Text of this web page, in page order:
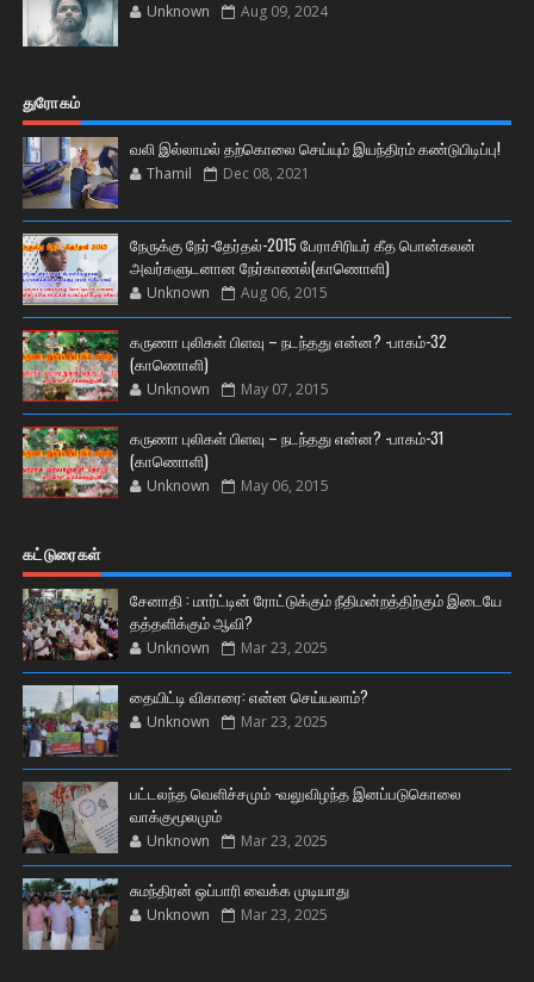
Unknown Aug 09, 2024
துரோகம்
வலி இல்லாமல் தற்கொலை செய்யும் இயந்திரம் கண்டுபிடிப்பு!
Thamil Dec 08, 2021
நேருக்கு நேர்-தேர்தல்-2015 பேராசிரியர் கீத பொன்கலன்
அவர்களுடனான நேர்காணல்(காணொளி)
Unknown Aug 06, 2015
கருணா புலிகள் பிளவு – நடந்தது என்ன? -பாகம்-32
(காணொளி)
Unknown May 07, 2015
கருணா புலிகள் பிளவு – நடந்தது என்ன? -பாகம்-31
(காணொளி)
Unknown May 06, 2015
கட்டுரைகள்
சேனாதி : மார்ட்டின் ரோட்டுக்கும் நீதிமன்றத்திற்கும் இடையே
தத்தளிக்கும் ஆவி?
Unknown Mar 23, 2025
தையிட்டி விகாரை: என்ன செய்யலாம்?
Unknown Mar 23, 2025
பட்டலந்த வெளிச்சமும் -வலுவிழந்த இனப்படுகொலை
வாக்குமூலமும்
Unknown Mar 23, 2025
சுமந்திரன் ஒப்பாரி வைக்க முடியாது
Unknown Mar 23, 2025